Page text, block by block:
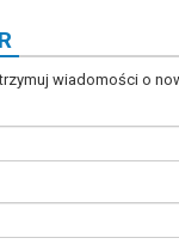
wiadomości o